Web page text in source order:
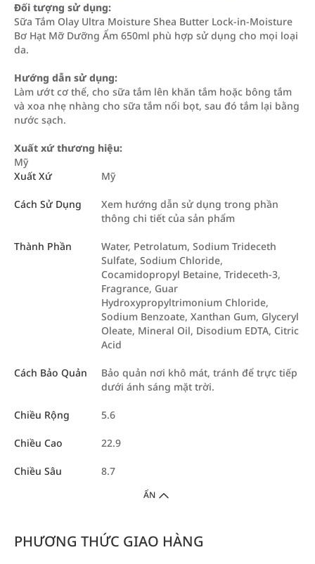
Đối tượng sử dụng:
Sữa Tắm Olay Ultra Moisture Shea Butter Lock-in-Moisture
Bơ Hạt Mỡ Dưỡng Ẩm 650ml phù hợp sử dụng cho mọi loại
da.
Hướng dẫn sử dụng:
Làm ướt cơ thể, cho sữa tắm lên khăn tắm hoặc bông tắm
và xoa nhẹ nhàng cho sữa tắm nổi bọt, sau đó tắm lại bằng
nước sạch.
Xuất xứ thương hiệu:
Mỹ
Xuất Xứ
Mỹ
Cách Sử Dụng
Xem hướng dẫn sử dụng trong phần
thông chi tiết của sản phẩm
Thành Phần
Water, Petrolatum, Sodium Trideceth
Sulfate, Sodium Chloride,
Cocamidopropyl Betaine, Trideceth-3,
Fragrance, Guar
Hydroxypropyltrimonium Chloride,
Sodium Benzoate, Xanthan Gum, Glyceryl
Oleate, Mineral Oil, Disodium EDTA, Citric
Acid
Cách Bảo Quản
Bảo quản nơi khô mát, tránh để trực tiếp
dưới ánh sáng mặt trời.
Chiều Rộng 5.6
Chiều Cao 22.9
Chiều Sâu 8.7
ẨN
PHƯƠNG THỨC GIAO HÀNG